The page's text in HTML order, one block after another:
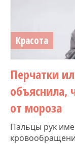
Красота
Перчатки
объяснила,
от мороза
Пальцы рук